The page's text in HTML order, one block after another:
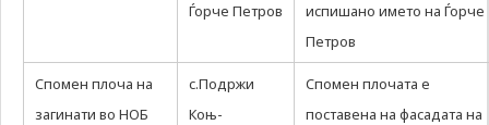
Ѓорче Петров
испишано името на Ѓорче
Петров
Спомен плоча на
загинати во НОБ
с.Подржи
Коњ-
Спомен плочата е
поставена на фасадата на